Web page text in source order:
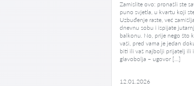
Zamislite ovo: pronašli ste
puno svjetla, u kvartu koji
Uzbuđenje raste, već
dnevnu sobu i ispijate
balkonu. No, prije nego što
vaši, pred vama je jedan
biti ili vaš najbolji prijatelj ili
glavobolja – ugovor […]
12.01.2026